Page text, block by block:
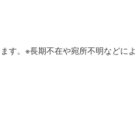
す。※長期不在や宛所不明など